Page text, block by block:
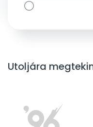
Utoljára